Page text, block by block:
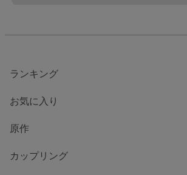
ランキング
お気に入り
原作
カップリング